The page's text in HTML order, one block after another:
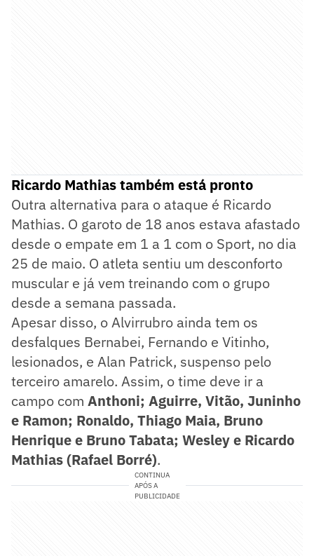
Ricardo Mathias também está pronto
Outra alternativa para o ataque é Ricardo
Mathias. O garoto de 18 anos estava afastado
desde o empate em 1 a 1 com o Sport, no dia
25 de maio. O atleta sentiu um desconforto
muscular e já vem treinando com o grupo
desde a semana passada.
Apesar disso, o Alvirrubro ainda tem os
desfalques Bernabei, Fernando e Vitinho,
lesionados, e Alan Patrick, suspenso pelo
terceiro amarelo. Assim, o time deve ir a
campo com Anthoni; Aguirre, Vitão, Juninho
e Ramon; Ronaldo, Thiago Maia, Bruno
Henrique e Bruno Tabata; Wesley e Ricardo
Mathias (Rafael Borré).
CONTINUA
APÓS A
PUBLICIDADE